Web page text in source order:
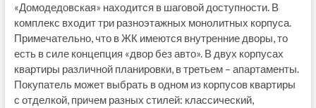
«Домодедовская» находится в шаговой доступности. В
комплекс входит три разноэтажных монолитных корпуса.
Примечательно, что в ЖК имеются внутренние дворы, то
есть в силе концепция «двор без авто». В двух корпусах
квартиры различной планировки, в третьем – апартаменты.
Покупатель может выбрать в одном из корпусов квартиры
с отделкой, причем разных стилей: классический,